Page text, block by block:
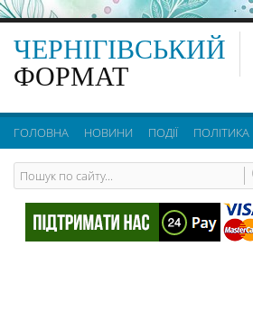
ЧЕРНІГІВСЬКИЙ
ФОРМАТ
ГОЛОВНА НОВИНИ ПОДІЇ ПОЛІТИКА